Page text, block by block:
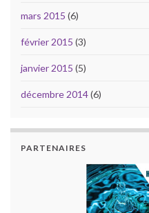
mars 2015 (6)
février 2015 (3)
janvier 2015 (5)
décembre 2014(6)
PARTENAIRES